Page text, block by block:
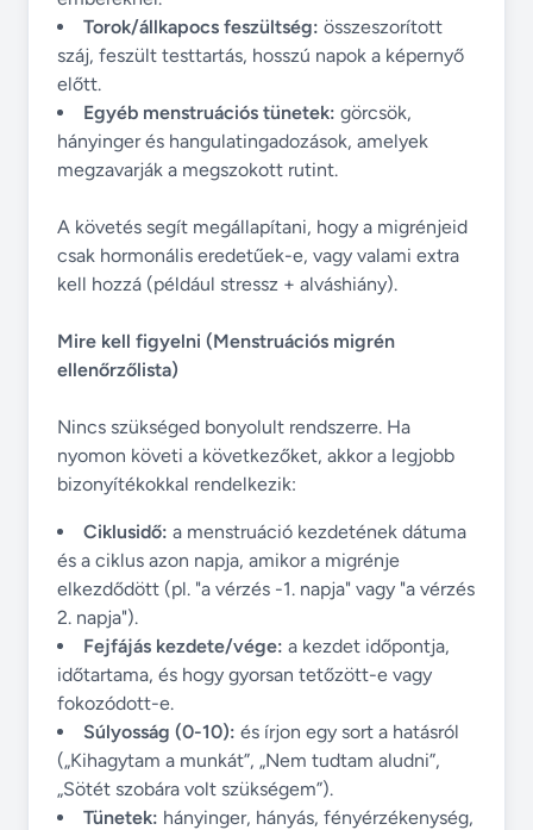
Torok/állkapocs feszültség: összeszorított
száj, feszült testtartás, hosszú napok a képernyő
előtt.
Egyéb menstruációs tünetek: görcsök,
hányinger és hangulatingadozások, amelyek
megzavarják a megszokott rutint.
A követés segít megállapítani, hogy a migrénjeid
csak hormonális eredetűek-e, vagy valami extra
kell hozzá (például stressz + alváshiány).
Mire kell figyelni (Menstruációs migrén
ellenőrzőlista)
Nincs szükséged bonyolult rendszerre. Ha
nyomon követi a következőket, akkor a legjobb
bizonyítékokkal rendelkezik:
Ciklusidő: a menstruáció kezdetének dátuma
és a ciklus azon napja, amikor a migrénje
elkezdődött (pl. "a vérzés -1. napja" vagy "a vérzés
2. napja").
Fejfájás kezdete/vége: a kezdet időpontja,
időtartama, és hogy gyorsan tetőzött-e vagy
fokozódott-e.
Súlyosság (0-10): és írjon egy sort a hatásról
(„Kihagytam a munkát”, „Nem tudtam aludni”,
„Sötét szobára volt szükségem”).
Tünetek: hányinger, hányás, fényérzékenység,